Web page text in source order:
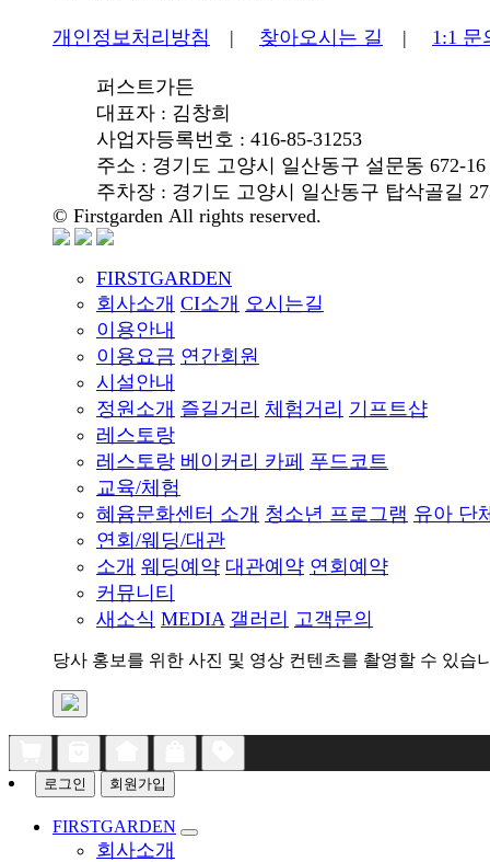
개인정보처리방침 | 찾아오시는 길 | 1:1 문
퍼스트가든
대표자 : 김창희
사업자등록번호 : 416-85-31253
주소 : 경기도 고양시 일산동구 설문동 672-16
주차장 : 경기도 고양시 일산동구 탑삭골길
© Firstgarden All rights reserved.
FIRSTGARDEN
회사소개 CI소개 오시는길
이용안내
이용요금 연간회원
시설안내
정원소개 즐길거리 체험거리 기프트샵
레스토랑
레스토랑 베이커리 카페 푸드코트
교육/체험
혜윰문화센터 소개 청소년 프로그램 유아 단
연회/웨딩/대관
소개 웨딩예약 대관예약 연회예약
커뮤니티
새소식 MEDIA 갤러리 고객문의
당사 홍보를 위한 사진 및 영상 컨텐츠를 촬영할 수 있
로그인 회원가입
FIRSTGARDEN
회사소개